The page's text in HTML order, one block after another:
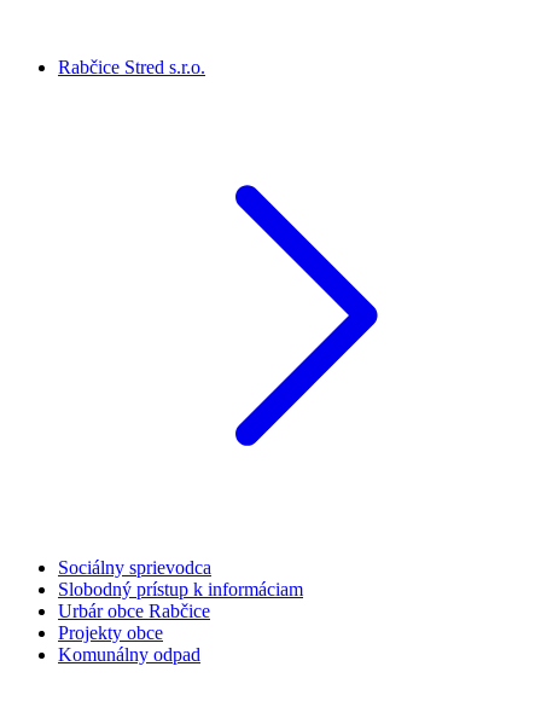
Rabčice Stred s.r.o.
Sociálny sprievodca
Slobodný prístup k informáciam
Urbár obce Rabčice
Projekty obce
Komunálny odpad